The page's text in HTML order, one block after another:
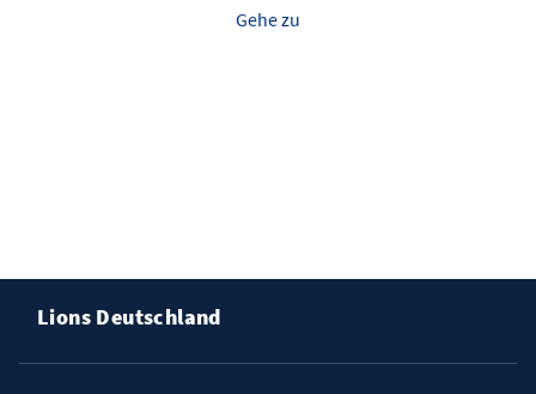
Gehe zu
Lions Deutschland